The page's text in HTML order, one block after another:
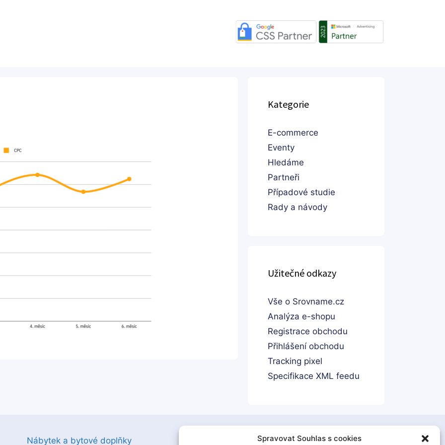
Spravovat Souhlas s cookies
Kategorie
E-commerce
Eventy
Hledáme
Partneři
Případové studie
Rady a návody
Užitečné odkazy
Vše o Srovname.cz
Analýza e-shopu
Registrace obchodu
Přihlášení obchodu
Tracking pixel
Specifikace XML feedu
Nábytek a bytové doplňky Zboží pro děti